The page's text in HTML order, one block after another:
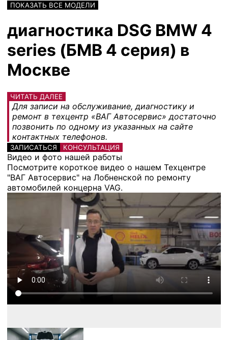
ПОКАЗАТЬ ВСЕ МОДЕЛИ
диагностика DSG BMW 4
series (БМВ 4 серия) в
Москве
ЧИТАТЬ ДАЛЕЕ
Для записи на обслуживание, диагностику и
ремонт в техцентр «ВАГ Автосервис» достаточно
позвонить по одному из указанных на сайте
контактных телефонов.
ЗАПИСАТЬСЯ КОНСУЛЬТАЦИЯ
Видео и фото нашей работы
Посмотрите короткое видео о нашем Техцентре
"ВАГ Автосервис" на Лобненской по ремонту
автомобилей концерна VAG.